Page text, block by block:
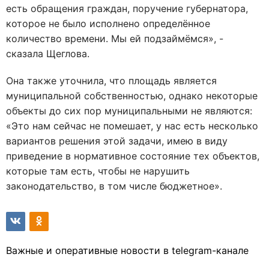
есть обращения граждан, поручение губернатора,
которое не было исполнено определённое
количество времени. Мы ей подзаймёмся», -
сказала Щеглова.
Она также уточнила, что площадь является
муниципальной собственностью, однако некоторые
объекты до сих пор муниципальными не являются:
«Это нам сейчас не помешает, у нас есть несколько
вариантов решения этой задачи, имею в виду
приведение в нормативное состояние тех объектов,
которые там есть, чтобы не нарушить
законодательство, в том числе бюджетное».
Важные и оперативные новости в telegram-канале